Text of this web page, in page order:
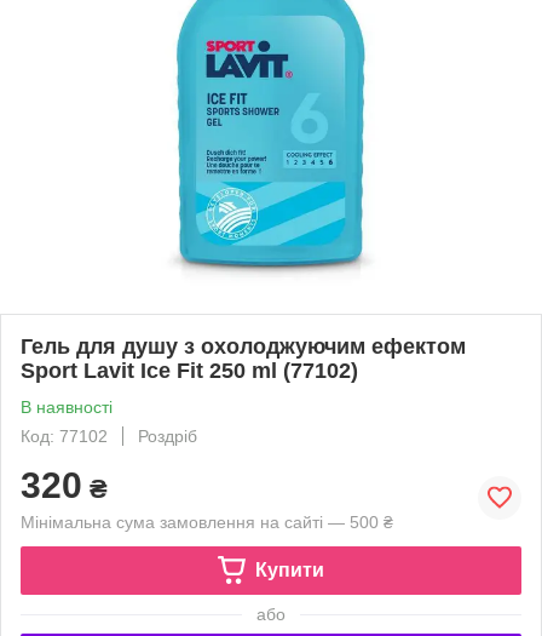
Гель для душу з охолоджуючим ефектом
Sport Lavit Ice Fit 250 ml (77102)
В наявності
Код: 77102
Роздріб
320 ₴
Мінімальна сума замовлення на сайті — 500 ₴
Купити
або